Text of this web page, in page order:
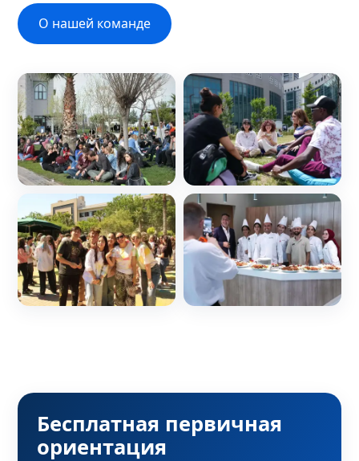
О нашей команде
Бесплатная первичная
ориентация